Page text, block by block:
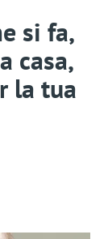
si fa,
casa,
la tua